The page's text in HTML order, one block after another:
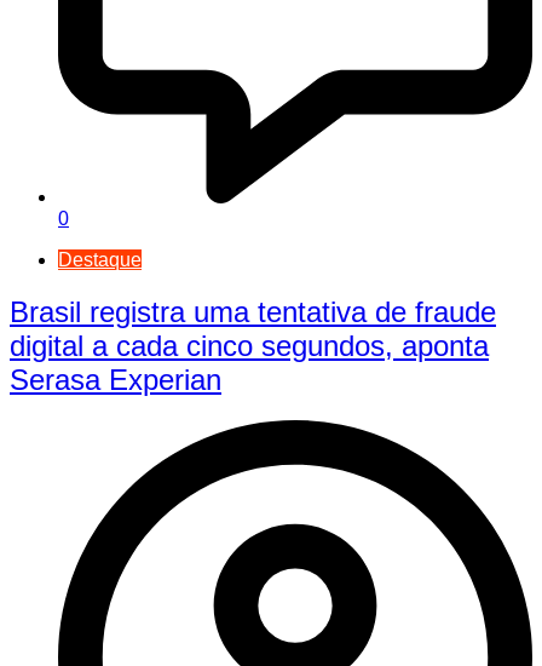
0
Destaque
Brasil registra uma tentativa de fraude
digital a cada cinco segundos, aponta
Serasa Experian